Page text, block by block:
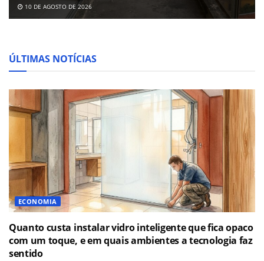
10 DE AGOSTO DE 2026
ÚLTIMAS NOTÍCIAS
ECONOMIA
Quanto custa instalar vidro inteligente que fica opaco
com um toque, e em quais ambientes a tecnologia faz
sentido